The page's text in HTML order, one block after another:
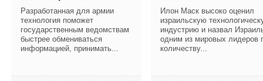
Разработанная для армии
технология поможет
государственным ведомствам
быстрее обмениваться
информацией, принимать...
Илон Маск высоко оценил
израильскую
индустрию и назвал
одним из мировых лидеров
количеству...